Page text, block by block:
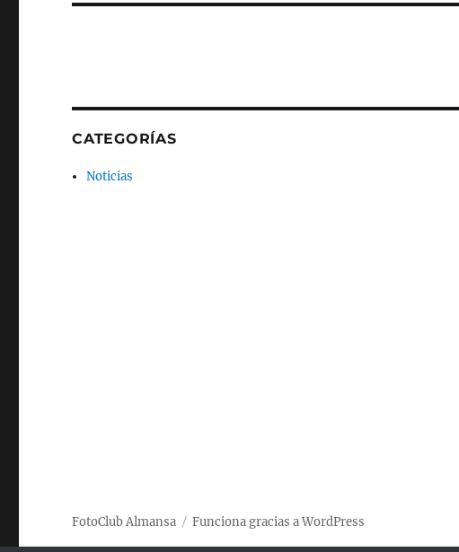
CATEGORÍAS
Noticias
FotoClub Almansa Funciona gracias a WordPress